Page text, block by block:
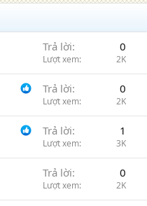
Trả lời 0
Lượt xem 2K
Trả lời 0
Lượt xem 2K
Trả lời 1
Lượt xem 3K
Trả lời 0
Lượt xem 2K